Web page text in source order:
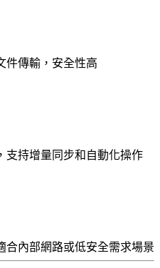
件傳輸，安全性高
支持增量同步和自動化操作
合內部網路或低安全需求場景